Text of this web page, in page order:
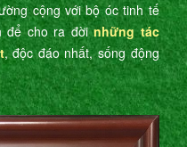
cộng với bộ óc tinh tế
để cho ra đờinhững tác
, độc đáo nhất, sống động